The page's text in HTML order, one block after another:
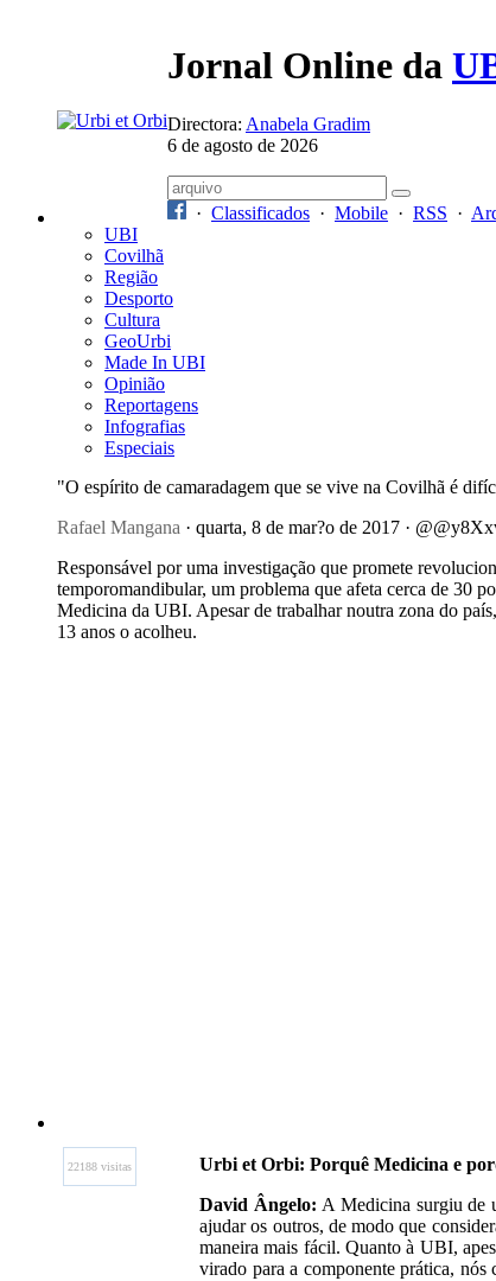
Jornal Online da
Directora: Anabela Gradim
6 de agosto de 2026
· Classificados · Mobile · RSS ·
UBI
Covilhã
Região
Desporto
Cultura
GeoUrbi
Made In UBI
Opinião
Reportagens
Infografias
Especiais
"O espírito de camaradagem que se vive na Covilhã é
Rafael Mangana · quarta, 8 de mar?o de 2017 ·
Responsável por uma investigação que promete
temporomandibular, um problema que afeta cerca de 30
Medicina da UBI. Apesar de trabalhar noutra zona do
13 anos o acolheu.
22188 visitas
Urbi et Orbi: Porquê Medicina e
David Ângelo: A Medicina surgiu de
ajudar os outros, de modo que
maneira mais fácil. Quanto à UBI,
virado para a componente prática, nós